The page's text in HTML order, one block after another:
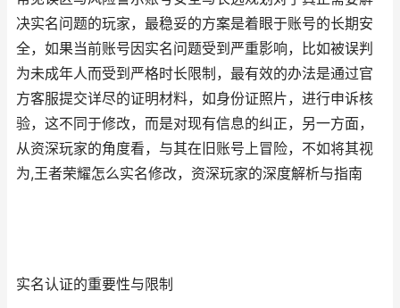
决实名问题的玩家，最稳妥的方案是着眼于账号的长期安
全，如果当前账号因实名问题受到严重影响，比如被误判
为未成年人而受到严格时长限制，最有效的办法是通过官
方客服提交详尽的证明材料，如身份证照片，进行申诉核
验，这不同于修改，而是对现有信息的纠正，另一方面，
从资深玩家的角度看，与其在旧账号上冒险，不如将其视
为,王者荣耀怎么实名修改，资深玩家的深度解析与指南
实名认证的重要性与限制